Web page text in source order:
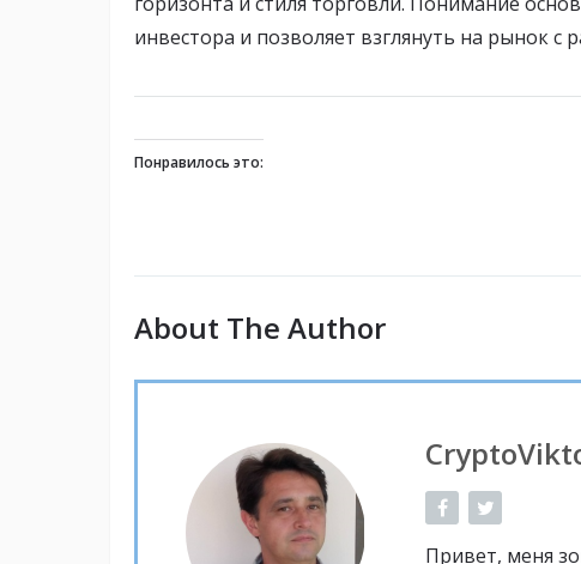
инвестора и позволяет взглянуть на рынок с
Понравилось это:
About The Author
Привет, меня